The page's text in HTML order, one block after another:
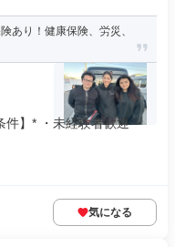
あり！健康保険、労災、
件】* ・未経験者歓迎 ・
気になる